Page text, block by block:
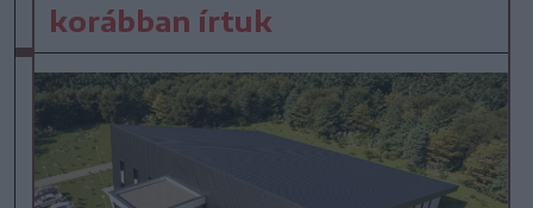
korábban írtuk